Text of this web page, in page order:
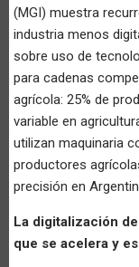
(MGI) muestra
industria menos
sobre uso de
para cadenas
agrícola: 25% de
variable en
utilizan maquinaria
productores
precisión en
La digitalización
que se acelera y